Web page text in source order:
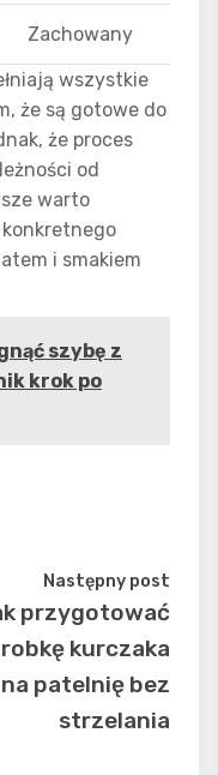
Zachowany
wszystkie
że są gotowe do
że proces
od
warto
i smakiem
szybę z
krok po
Następny post
przygotować
kurczaka
na patelnię bez
strzelania